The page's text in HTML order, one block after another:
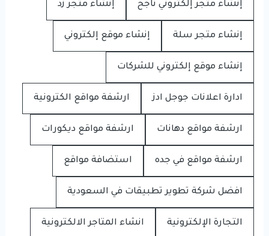
إنشاء متجر إلكتروني ناجح إنشاء متجر زد
إنشاء متجر سلة إنشاء موقع إلكتروني
إنشاء موقع إلكتروني للشركات
ادارة اعلانات جوجل ادز ارشفة مواقع الكترونية
ارشفة مواقع دهانات ارشفة مواقع ديكورات
ارشفة مواقع في جده استضافة مواقع
افضل شركة تطوير تطبيقات في السعودية
التجارة الإلكترونية انشاء المتاجر الالكترونية